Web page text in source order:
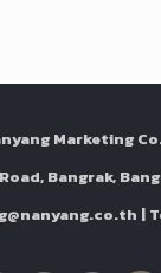
Marketing
Bangrak,
|